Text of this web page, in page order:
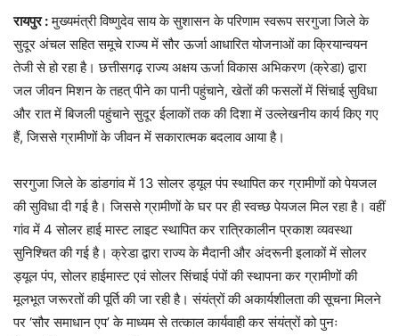
रायपुर :मुख्यमंत्री विष्णुदेव साय के सुशासन के परिणाम स्वरूप सरगुजा जिले के
सुदूर अंचल सहित समूचे राज्य में सौर ऊर्जा आधारित योजनाओं का क्रियान्वयन
तेजी से हो रहा है। छत्तीसगढ़ राज्य अक्षय ऊर्जा विकास अभिकरण (क्रेडा) द्वारा
जल जीवन मिशन के तहत् पीने का पानी पहुंचाने, खेतों की फसलों में सिंचाई सुविधा
और रात में बिजली पहुंचाने सुदूर ईलाकों तक की दिशा में उल्लेखनीय कार्य किए गए
हैं, जिससे ग्रामीणों के जीवन में सकारात्मक बदलाव आया है।
सरगुजा जिले के डांडगांव में 13 सोलर ड्यूल पंप स्थापित कर ग्रामीणों को पेयजल
की सुविधा दी गई है। जिससे ग्रामीणों के घर पर ही स्वच्छ पेयजल मिल रहा है। वहीं
गांव में 4 सोलर हाई मास्ट लाइट स्थापित कर रात्रिकालीन प्रकाश व्यवस्था
सुनिश्चित की गई है। क्रेडा द्वारा राज्य के मैदानी और अंदरूनी इलाकों में सोलर
ड्यूल पंप, सोलर हाईमास्ट एवं सोलर सिंचाई पंपों की स्थापना कर ग्रामीणों की
मूलभूत जरूरतों की पूर्ति की जा रही है। संयंत्रों की अकार्यशीलता की सूचना मिलने
पर ‘सौर समाधान एप’ के माध्यम से तत्काल कार्यवाही कर संयंत्रों को पुनः